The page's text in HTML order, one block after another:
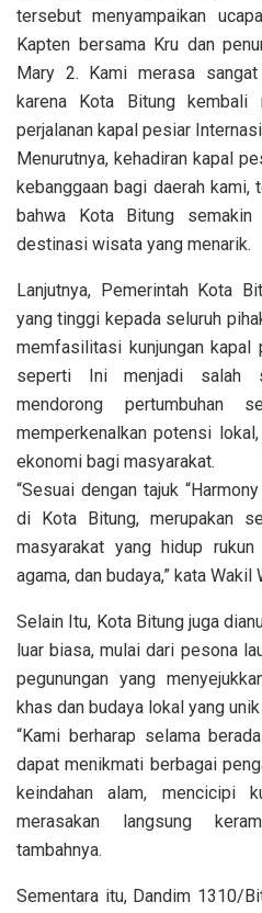
tersebut menyampaikan
Kapten bersama Kru dan
Mary 2. Kami merasa
karena Kota Bitung kembali
perjalanan kapal pesiar
Menurutnya, kehadiran kapal
kebanggaan bagi daerah
bahwa Kota Bitung
destinasi wisata yang menarik.
Lanjutnya, Pemerintah Kota
yang tinggi kepada seluruh
memfasilitasi kunjungan kapal
seperti Ini menjadi salah
mendorong pertumbuhan
memperkenalkan potensi
ekonomi bagi masyarakat.
“Sesuai dengan tajuk
di Kota Bitung, merupakan
masyarakat yang hidup
agama, dan budaya,” kata Wakil
Selain Itu, Kota Bitung juga
luar biasa, mulai dari pesona
pegunungan yang
khas dan budaya lokal yang
“Kami berharap selama
dapat menikmati berbagai
keindahan alam, mencicipi
merasakan langsung
tambahnya.
Sementara itu, Dandim 1310/